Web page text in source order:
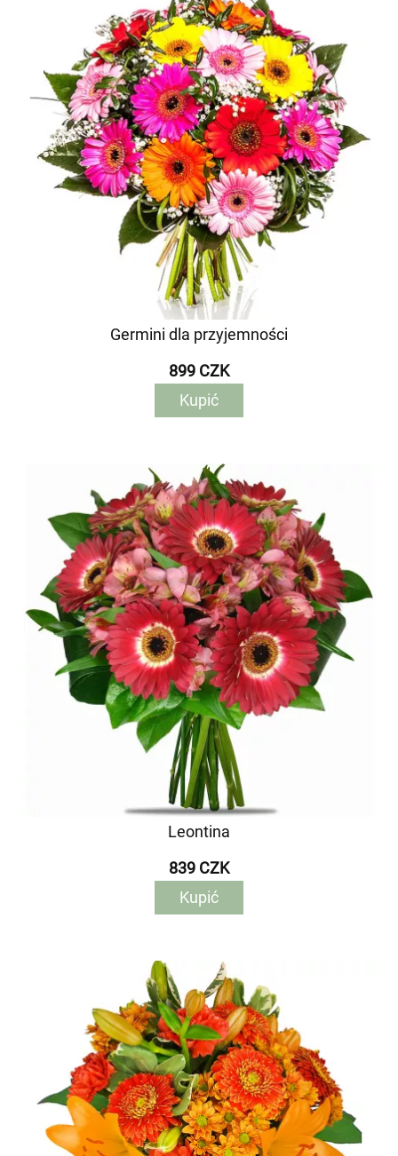
Germini dla przyjemności
899 CZK
Kupić
Leontina
839 CZK
Kupić